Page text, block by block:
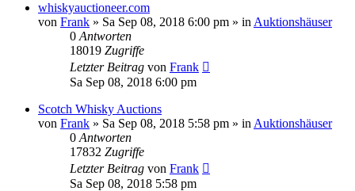
whiskyauctioneer.com
von Frank » Sa Sep 08, 2018 6:00 pm » in Auktionshäuser
0 Antworten
18019 Zugriffe
Letzter Beitrag von Frank
Sa Sep 08, 2018 6:00 pm
Scotch Whisky Auctions
von Frank » Sa Sep 08, 2018 5:58 pm » in Auktionshäuser
0 Antworten
17832 Zugriffe
Letzter Beitrag von Frank
Sa Sep 08, 2018 5:58 pm